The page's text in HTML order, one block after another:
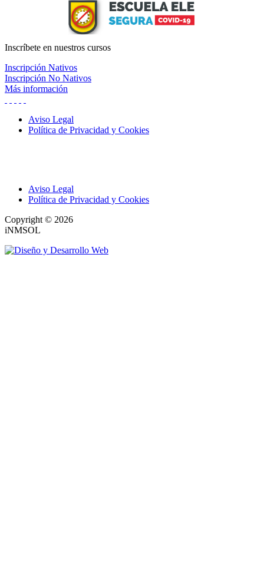
Inscríbete en nuestros cursos
Inscripción Nativos
Inscripción No Nativos
Más información
Aviso Legal
Política de Privacidad y Cookies
Aviso Legal
Política de Privacidad y Cookies
Copyright © 2026
iNMSOL